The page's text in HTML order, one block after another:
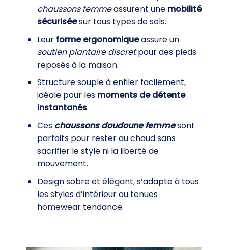
chaussons femmeassurent une mobilité
sécuriséesur tous types de sols.
Leur forme ergonomiqueassure un
soutien plantaire discretpour des pieds
reposés à la maison.
Structure souple à enfiler facilement,
idéale pour les moments de détente
instantanés.
Ces chaussons doudoune femmesont
parfaits pour rester au chaud sans
sacrifier le style ni la liberté de
mouvement.
Design sobre et élégant, s’adapte à tous
les styles d’intérieur ou tenues
homewear tendance.